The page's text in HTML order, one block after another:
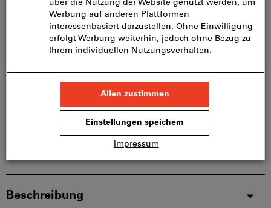
In den Warenkorb
Artikel merken Artikel teilen
Beschreibung